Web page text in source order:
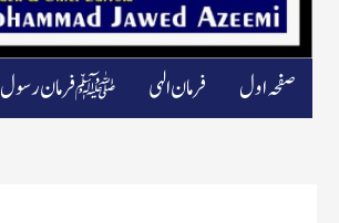
ﷺ فرمان رسول فرمان الہی صفحہ اول